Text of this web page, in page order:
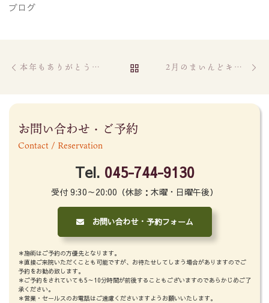
ブログ
本年もありがとうございました BACK TO POST LIST
2月のまいんどキャンペーン！！
お問い合わせ・ご予約
Contact / Reservation
Tel. 045-744-9130
受付 9:30～20:00（休診：木曜・日曜午後）
お問い合わせ・予約フォーム
＊施術はご予約の方優先となります。
＊直接ご来院いただくことも可能ですが、お待たせしてしまう場合がありますのでご
予約をお勧め致します。
＊ご予約をされていても5～10分時間が前後することもございますのであらかじめご了
承ください。
＊営業・セールスのお電話はご遠慮くださいますようお願いいたします。